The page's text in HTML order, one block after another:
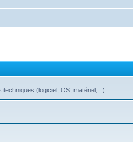
(logiciel, OS, matériel,...)